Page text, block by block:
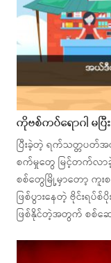
ကိုဗစ်ကပ်ရောဂါ မပ
ပြီးခဲ့တဲ့ ရက်သတ္တပတ်အ
စက်မှုတွေ မြင့်တက်လာခဲ့
စစ်တွေမြို့မှာတော့ ကူး
ဖြစ်ပွားနေတဲ့ ဗိုင်းရပ်စ်
ဖြစ်နိုင်တဲ့အတွက် စစ်ဆ